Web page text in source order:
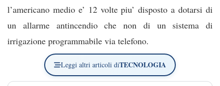
l’americano medio e’ 12 volte piu’ disposto a dotarsi di
un allarme antincendio che non di un sistema di
irrigazione programmabile via telefono.
Leggi altri articoli diTECNOLOGIA